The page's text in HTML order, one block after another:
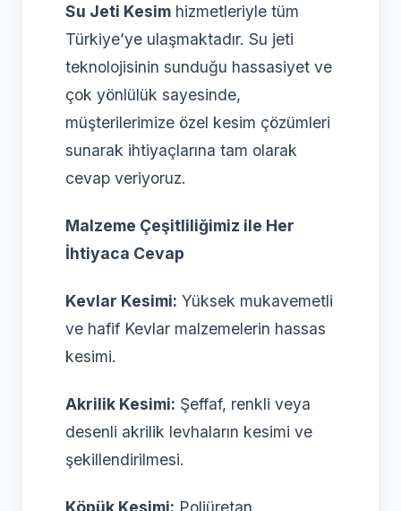
Su Jeti Kesim hizmetleriyle tüm
Türkiye’ye ulaşmaktadır. Su jeti
teknolojisinin sunduğu hassasiyet ve
çok yönlülük sayesinde,
müşterilerimize özel kesim çözümleri
sunarak ihtiyaçlarına tam olarak
cevap veriyoruz.
Malzeme Çeşitliliğimiz ile Her
İhtiyaca Cevap
Kevlar Kesimi: Yüksek mukavemetli
ve hafif Kevlar malzemelerin hassas
kesimi.
Akrilik Kesimi: Şeffaf, renkli veya
desenli akrilik levhaların kesimi ve
şekillendirilmesi.
Köpük Kesimi: Poliüretan,